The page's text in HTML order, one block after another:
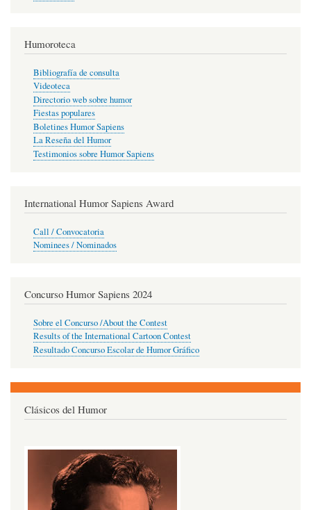
Humoroteca
Bibliografía de consulta
Videoteca
Directorio web sobre humor
Fiestas populares
Boletines Humor Sapiens
La Reseña del Humor
Testimonios sobre Humor Sapiens
International Humor Sapiens Award
Call / Convocatoria
Nominees / Nominados
Concurso Humor Sapiens 2024
Sobre el Concurso /About the Contest
Results of the International Cartoon Contest
Resultado Concurso Escolar de Humor Gráfico
Clásicos del Humor